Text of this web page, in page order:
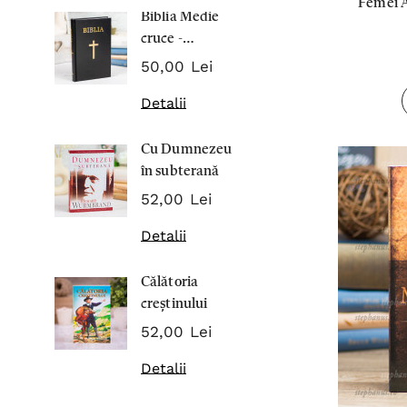
Biblia Medie
cruce -
Cartonata 063
50,00 Lei
Detalii
Cu Dumnezeu
în subterană
52,00 Lei
Detalii
Călătoria
creștinului
52,00 Lei
Detalii
suferinței -
Sabina
Wurmbrand
43,00 Lei
Detalii
Noul
și Psalmii -
17,00 Lei
Detalii
Femei